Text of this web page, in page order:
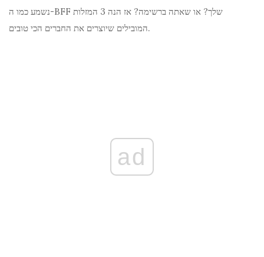
נשמע כמו ה-BFF שלך? או שאתה ברשימה? אז הנה 3 המזלות
המובילים שיוצרים את החברים הכי טובים.
ad